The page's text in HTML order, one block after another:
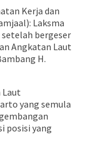
Kerja dan
Laksma
bergeser
Angkatan Laut
H.
Laut
yang semula
posisi yang